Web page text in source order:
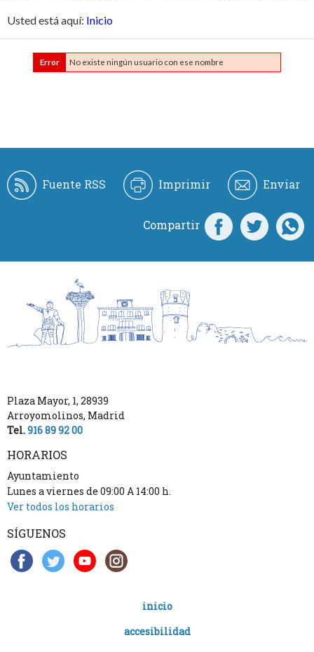
Usted está aquí: Inicio
Error No existe ningún usuario con ese nombre
Fuente RSS Imprimir Enviar
Compartir
Plaza Mayor, 1, 28939
Arroyomolinos, Madrid
Tel.916 89 92 00
HORARIOS
Ayuntamiento
Lunes a viernes de 09:00 A 14:00 h.
Ver todos los horarios
SÍGUENOS
inicio
accesibilidad